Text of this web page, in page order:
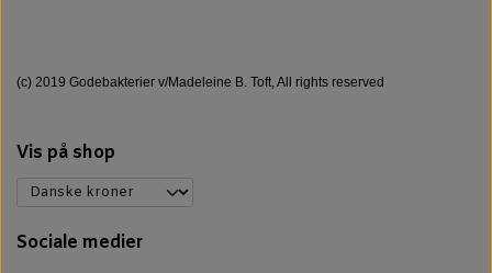
(c) 2019 Godebakterier v/Madeleine B. Toft, All rights reserved
Vis på shop
Sociale medier